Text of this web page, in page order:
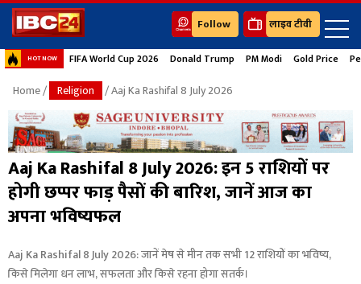
Follow लाइव टीवी
HOT NOW FIFA World Cup 2026 Donald Trump PM Modi Gold Price
Home/ Religion / Aaj Ka Rashifal 8 July 2026
Aaj Ka Rashifal 8 July 2026: इन 5 राशियों पर
होगी छप्पर फाड़ पैसों की बारिश, जानें आज का
अपना भविष्यफल
Aaj Ka Rashifal 8 July 2026: जानें मेष से मीन तक सभी 12 राशियों का भविष्य,
किसे मिलेगा धन लाभ, सफलता और किसे रहना होगा सतर्क।